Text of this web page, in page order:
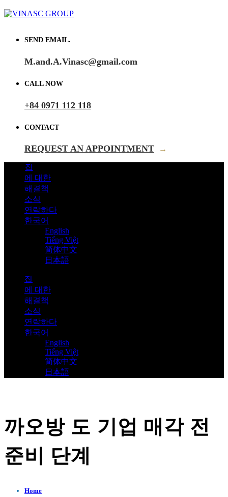
SEND EMAIL.
M.and.A.Vinasc@gmail.com
CALL NOW
+84 0971 112 118
CONTACT
REQUEST AN APPOINTMENT →
집
에 대한
해결책
소식
연락하다
한국어
English
Tiếng Việt
简体中文
日本語
집
에 대한
해결책
소식
연락하다
한국어
English
Tiếng Việt
简体中文
日本語
까오방 도 기업 매각 전
준비 단계
Home